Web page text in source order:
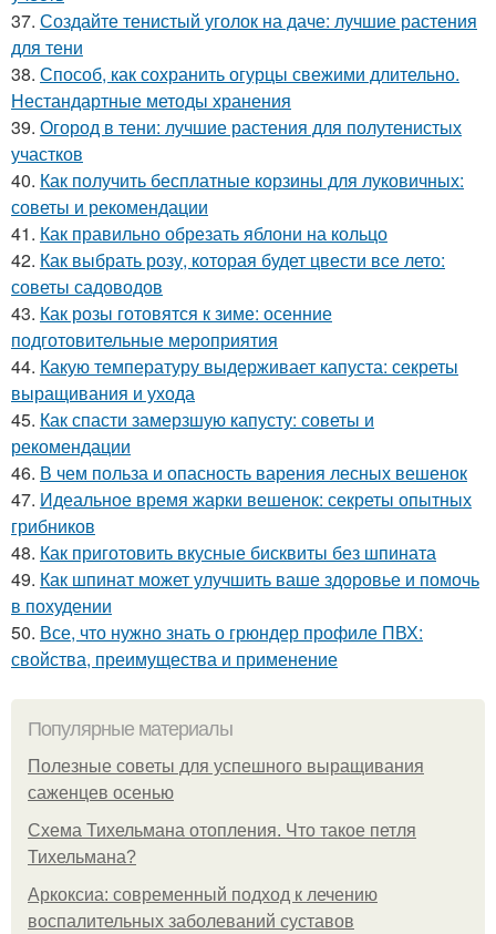
37. Создайте тенистый уголок на даче: лучшие растения
для тени
38. Способ, как сохранить огурцы свежими длительно.
Нестандартные методы хранения
39. Огород в тени: лучшие растения для полутенистых
участков
40. Как получить бесплатные корзины для луковичных:
советы и рекомендации
41. Как правильно обрезать яблони на кольцо
42. Как выбрать розу, которая будет цвести все лето:
советы садоводов
43. Как розы готовятся к зиме: осенние
подготовительные мероприятия
44. Какую температуру выдерживает капуста: секреты
выращивания и ухода
45. Как спасти замерзшую капусту: советы и
рекомендации
46. В чем польза и опасность варения лесных вешенок
47. Идеальное время жарки вешенок: секреты опытных
грибников
48. Как приготовить вкусные бисквиты без шпината
49. Как шпинат может улучшить ваше здоровье и помочь
в похудении
50. Все, что нужно знать о грюндер профиле ПВХ:
свойства, преимущества и применение
Популярные материалы
Полезные советы для успешного выращивания
саженцев осенью
Схема Тихельмана отопления. Что такое петля
Тихельмана?
Аркоксиа: современный подход к лечению
воспалительных заболеваний суставов